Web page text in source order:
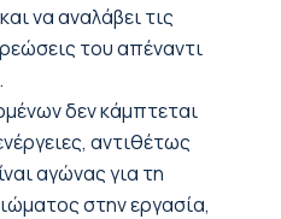
να αναλάβει τις
του απέναντι
δεν κάμπτεται
αντιθέτως
αγώνας για τη
στην εργασία,